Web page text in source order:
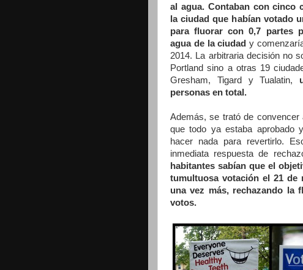
al agua. Contaban con cinco
la ciudad que habían votado
para fluorar con 0,7 partes
agua de la ciudad y
2014. La arbitraria decisión no
Portland sino a otras 19
Gresham, Tigard y Tualatin,
personas en total.
Además, se trató de convencer
que todo ya estaba aprobado
hacer nada para revertirlo.
inmediata respuesta de
habitantes sabían que el
tumultuosa votación el 21 de
una vez más, rechazando la
votos.